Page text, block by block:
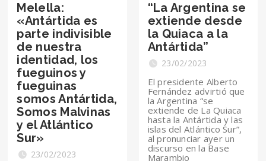
Melella:
«Antártida es
parte indivisible
de nuestra
identidad, los
fueguinos y
fueguinas
somos Antártida,
Somos Malvinas
y el Atlántico
Sur»
23/02/2023
“La Argentina se
extiende desde
la Quiaca a la
Antártida”
23/02/2023
El presidente Alberto
Fernández advirtió que
la Argentina “se
extiende de La Quiaca
hasta la Antártida y las
islas del Atlántico Sur”,
al pronunciar ayer un
discurso en la Base
Marambio